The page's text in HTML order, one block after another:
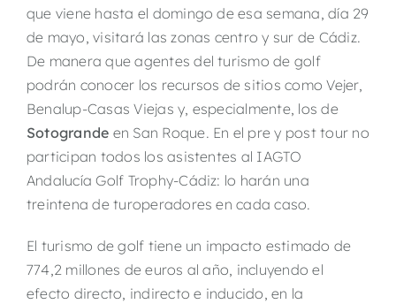
que viene hasta el domingo de esa semana, día 29
de mayo, visitará las zonas centro y sur de Cádiz.
De manera que agentes del turismo de golf
podrán conocer los recursos de sitios como Vejer,
Benalup-Casas Viejas y, especialmente, los de
Sotogrande en San Roque. En el pre y post tour no
participan todos los asistentes al IAGTO
Andalucía Golf Trophy-Cádiz: lo harán una
treintena de turoperadores en cada caso.
El turismo de golf tiene un impacto estimado de
774,2 millones de euros al año, incluyendo el
efecto directo, indirecto e inducido, en la